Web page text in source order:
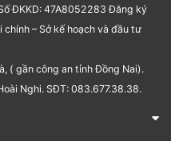
ĐKKD: 47A8052283 Đăng ký
chính – Sở kế hoạch và đầu tư
( gần công an tỉnh Đồng Nai).
Nghi. SĐT: 083.677.38.38.